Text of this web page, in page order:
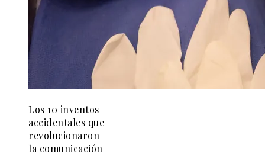
Los 10 inventos
accidentales que
revolucionaron
la comunicación